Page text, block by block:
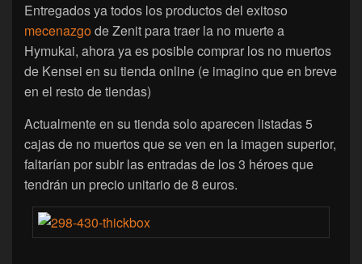
Entregados ya todos los productos del exitoso
mecenazgode Zenit para traer la no muerte a
Hymukai, ahora ya es posible comprar los no muertos
de Kensei en su tienda online (e imagino que en breve
en el resto de tiendas)
Actualmente en su tienda solo aparecen listadas 5
cajas de no muertos que se ven en la imagen superior,
faltarían por subir las entradas de los 3 héroes que
tendrán un precio unitario de 8 euros.